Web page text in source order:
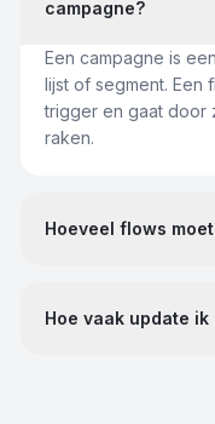
campagne?
Een campagne is
lijst of segment. Een
trigger en gaat door
raken.
Hoeveel flows
Hoe vaak update